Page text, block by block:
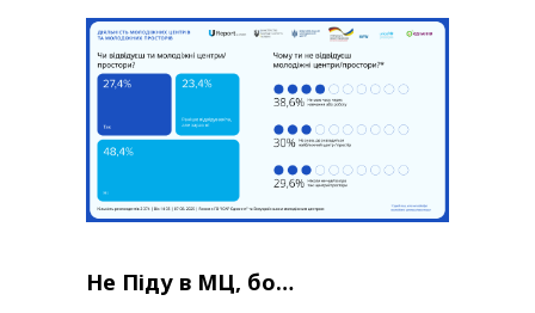
Не Піду в МЦ, бо…